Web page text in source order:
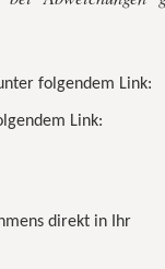
folgendem Link:
Link:
direkt in Ihr